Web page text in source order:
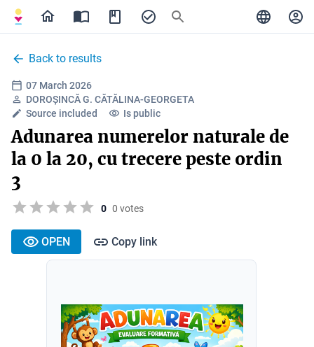
Back to results
07 March 2026
DOROȘINCĂ G. CĂTĂLINA-GEORGETA
Source included
Is public
Adunarea numerelor naturale de
la 0 la 20, cu trecere peste ordin
3
0 0 votes
OPEN Copy link